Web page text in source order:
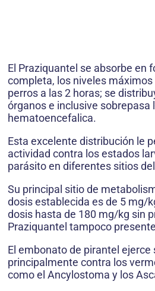
El Praziquantel se absorbe en
completa, los niveles
perros a las 2 horas; se
órganos e inclusive sobrepasa
hematoencefalica.
Esta excelente distribución le
actividad contra los estados
parásito en diferentes sitios
Su principal sitio de
dosis establecida es de 5 mg/
dosis hasta de 180 mg/kg sin
Praziquantel tampoco
El embonato de pirantel ejerce
principalmente contra los
como el Ancylostoma y los